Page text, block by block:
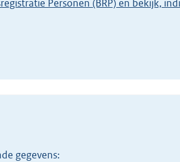
Personen (BRP) en bekijk,
gegevens: